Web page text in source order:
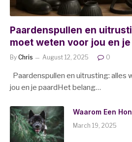
Paardenspullen en
moet weten voor jou en
By Chris August 12, 2025 0
Paardenspullen en uitrusting: alles
jou en je paardHet belang…
Waarom Een
March 19, 2025